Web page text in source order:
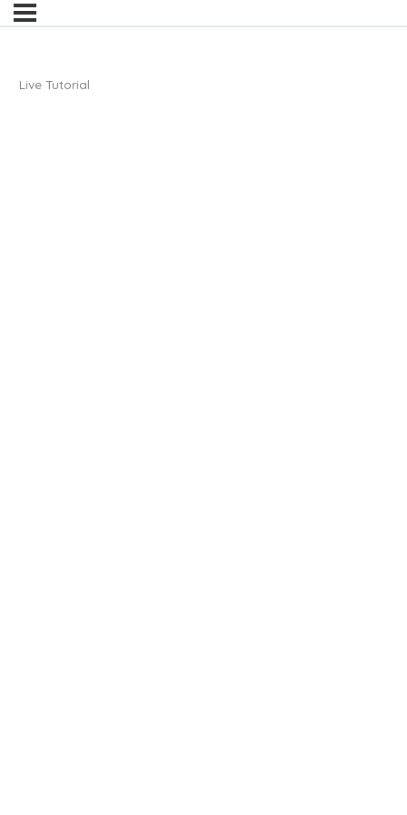
Live Tutorial